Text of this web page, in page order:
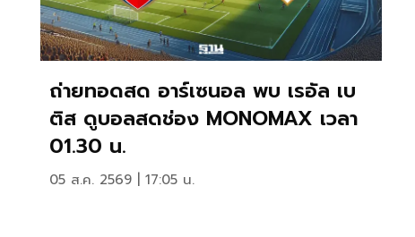
ถ่ายทอดสด อาร์เซนอล พบ เรอัล เบ
ติส ดูบอลสดช่อง MONOMAX เวลา
01.30 น.
05 ส.ค. 2569 | 17:05 น.